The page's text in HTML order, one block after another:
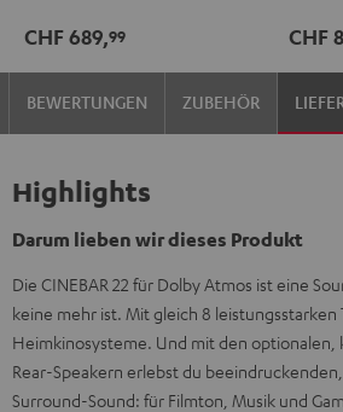
Dolby
Atmos
"5.1-
Set"
Dolby
Atmos
"5.1-
Set"
CHF 689,99
"7.1-
Set"
CHF
BEWERTUNGEN ZUBEHÖR
Highlights
Darum lieben wir dieses Produkt
Die CINEBAR 22 für Dolby Atmos ist eine
keine mehr ist. Mit gleich 8
Heimkinosysteme. Und mit den optionalen,
Rear-Speakern erlebst du beeindruckenden,
Surround-Sound: für Filmton, Musik und